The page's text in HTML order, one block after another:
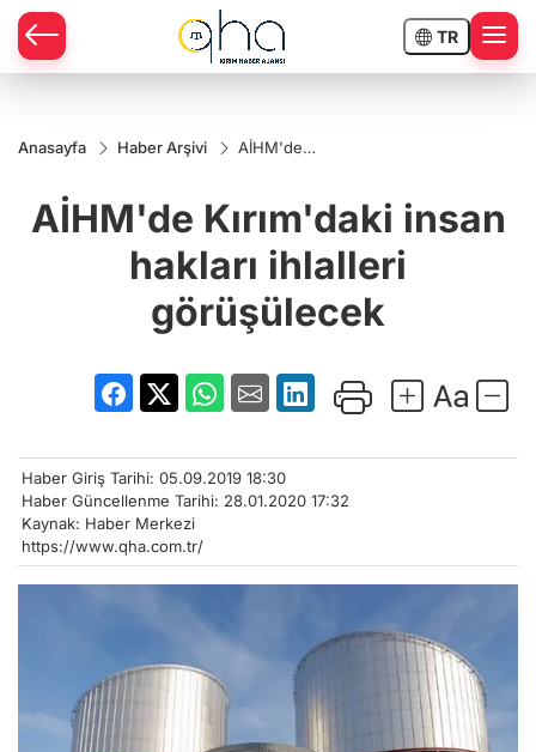
TR
Anasayfa Haber Arşivi
AİHM'de
görüşülecek
AİHM'de Kırım'daki insan
hakları ihlalleri
görüşülecek
Haber Giriş Tarihi: 05.09.2019 18:30
Haber Güncellenme Tarihi: 28.01.2020 17:32
Kaynak: Haber Merkezi
https://www.qha.com.tr/